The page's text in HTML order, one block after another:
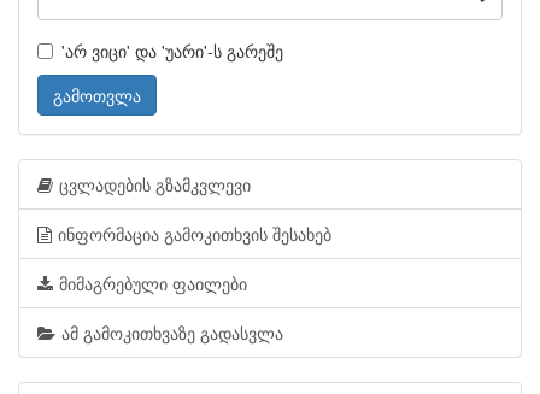
'არ ვიცი' და 'უარი'-ს გარეშე
გამოთვლა
ცვლადების გზამკვლევი
ინფორმაცია გამოკითხვის შესახებ
მიმაგრებული ფაილები
ამ გამოკითხვაზე გადასვლა